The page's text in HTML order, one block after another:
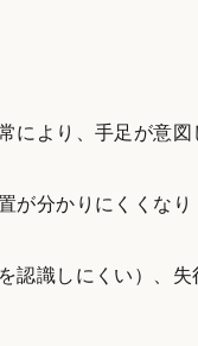
により、手足が意図
が分かりにくくな
認識しにくい）、